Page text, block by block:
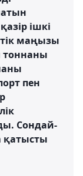
ішкі
маңызы
тоннаны
пен
Сондай-
қатысты